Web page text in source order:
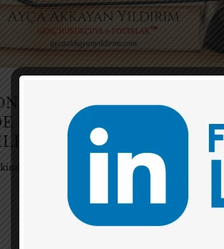
BURSU İLE
HUKUK KARİYERİNE:
SIRADIŞI
bizimle samimiyetle paylaştığı için Av.
Monnet Bursu kazanarak Trinity